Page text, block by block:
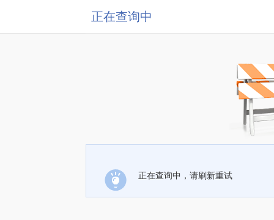
正在查询中
正在查询中，请刷新重试